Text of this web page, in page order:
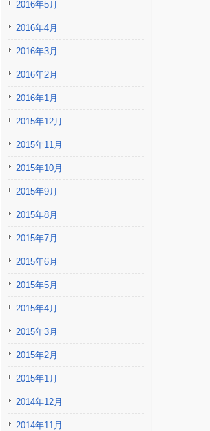
2016年5月
2016年4月
2016年3月
2016年2月
2016年1月
2015年12月
2015年11月
2015年10月
2015年9月
2015年8月
2015年7月
2015年6月
2015年5月
2015年4月
2015年3月
2015年2月
2015年1月
2014年12月
2014年11月